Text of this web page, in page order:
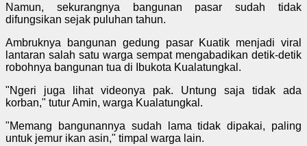
Namun, sekurangnya bangunan pasar sudah tidak
difungsikan sejak puluhan tahun.
Ambruknya bangunan gedung pasar Kuatik menjadi viral
lantaran salah satu warga sempat mengabadikan detik-detik
robohnya bangunan tua di Ibukota Kualatungkal.
"Ngeri juga lihat videonya pak. Untung saja tidak ada
korban," tutur Amin, warga Kualatungkal.
"Memang bangunannya sudah lama tidak dipakai, paling
untuk jemur ikan asin," timpal warga lain.